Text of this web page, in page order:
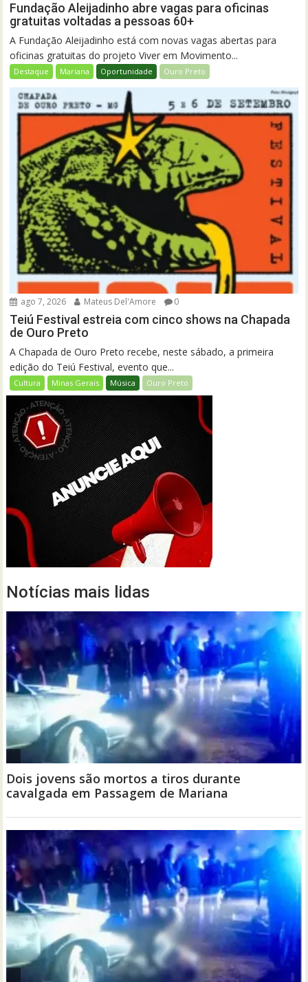
Fundação Aleijadinho abre vagas para oficinas
gratuitas voltadas a pessoas 60+
A Fundação Aleijadinho está com novas vagas abertas para
oficinas gratuitas do projeto Viver em Movimento...
Destaque Mariana Oportunidade Ouro Preto
ago 7, 2026 Mateus Del'Amore 0
Teiú Festival estreia com cinco shows na Chapada
de Ouro Preto
A Chapada de Ouro Preto recebe, neste sábado, a primeira
edição do Teiú Festival, evento que...
Cultura Minas Gerais Música Ouro Preto
Notícias mais lidas